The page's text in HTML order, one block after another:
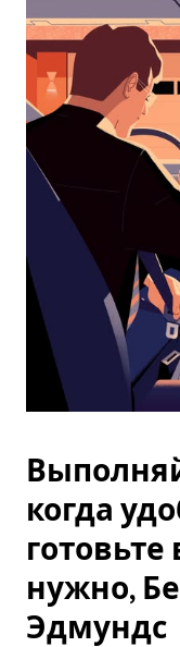
выбрать
дату.
Чтобы
закрыть
календарь,
нажмите
Esc.
когда
готовьте
нужно,
Эдмундс